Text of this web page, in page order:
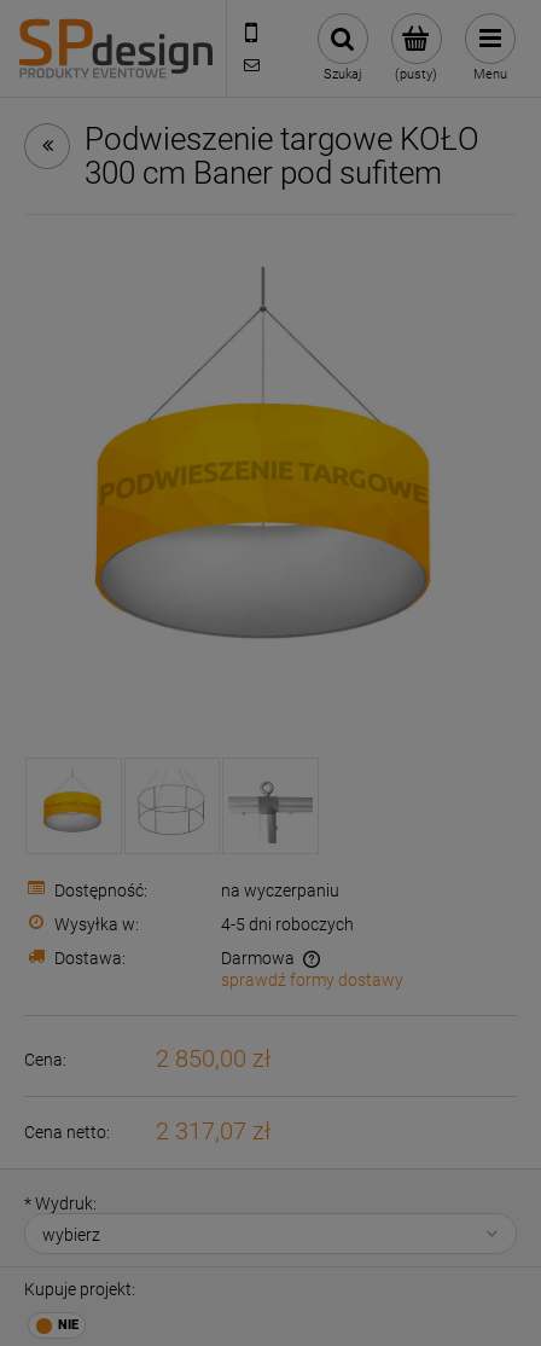
221002030
sklep@reklamydrukarnia.pl
(pusty)
Szukaj Menu
Podwieszenie targowe KOŁO
300 cm Baner pod sufitem
Dostępność:
na wyczerpaniu
Wysyłka w:
4-5 dni roboczych
Dostawa:
Darmowa
Cena nie zawiera ewentualnych kosztów płatności
sprawdź formy dostawy
Cena: 2 850,00 zł
Cena netto: 2 317,07 zł
*Wydruk:
Kupuje projekt: